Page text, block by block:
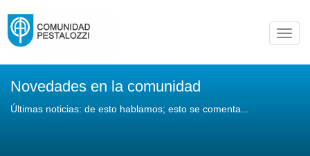
Novedades en la comunidad
Últimas noticias: de esto hablamos; esto se comenta...